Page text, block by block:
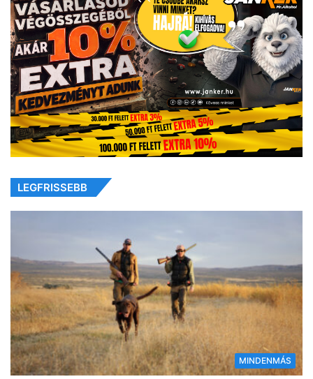
LEGFRISSEBB
MINDENMÁS